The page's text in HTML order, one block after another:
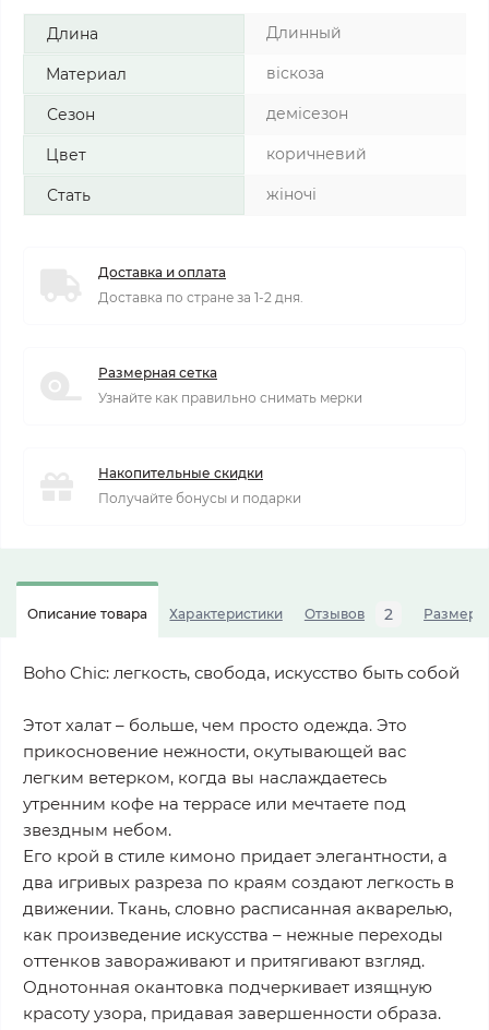
Длина Длинный
Материал віскоза
Сезон демісезон
Цвет коричневий
Стать жіночі
Доставка и оплата
Доставка по стране за 1-2 дня.
Размерная сетка
Узнайте как правильно снимать мерки
Накопительные скидки
Получайте бонусы и подарки
Описание товара Характеристики Отзывов 2
Boho Chic: легкость, свобода, искусство быть собой
Этот халат – больше, чем просто одежда. Это
прикосновение нежности, окутывающей вас
легким ветерком, когда вы наслаждаетесь
утренним кофе на террасе или мечтаете под
звездным небом.
Его крой в стиле кимоно придает элегантности, а
два игривых разреза по краям создают легкость в
движении. Ткань, словно расписанная акварелью,
как произведение искусства – нежные переходы
оттенков завораживают и притягивают взгляд.
Однотонная окантовка подчеркивает изящную
красоту узора, придавая завершенности образа.